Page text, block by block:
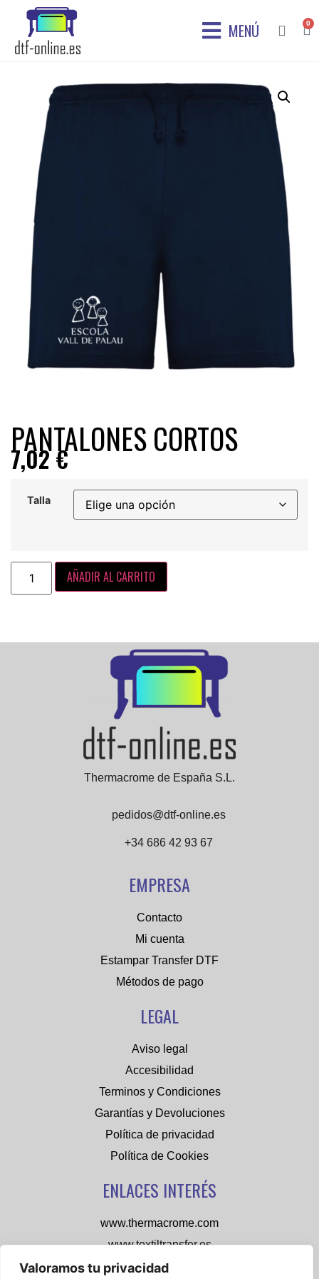
Valoramos tu privacidad
MENÚ 0
PANTALONES CORTOS
7,02€
Talla
AÑADIR AL CARRITO
Thermacrome de España S.L.
pedidos@dtf-online.es
+34 686 42 93 67
EMPRESA
Contacto
Mi cuenta
Estampar Transfer DTF
Métodos de pago
LEGAL
Aviso legal
Accesibilidad
Terminos y Condiciones
Garantías y Devoluciones
Política de privacidad
Política de Cookies
ENLACES INTERÉS
www.thermacrome.com
www.textiltransfer.es
cs77personalizados.com